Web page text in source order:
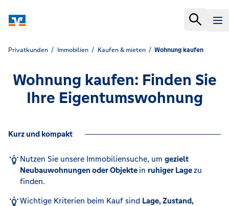
Privatkunden Immobilien Kaufen & mieten Wohnung kaufen
Wohnung kaufen: Finden Sie
Ihre Eigentumswohnung
Kurz und kompakt
Nutzen Sie unsere Immobiliensuche, um gezielt
Neubauwohnungen oder Objekte in ruhiger Lagezu
finden.
Wichtige Kriterien beim Kauf sind Lage, Zustand,